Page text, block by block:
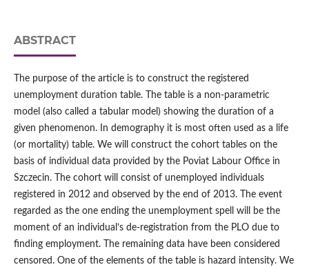
ABSTRACT
The purpose of the article is to construct the registered
unemployment duration table. The table is a non-parametric
model (also called a tabular model) showing the duration of a
given phenomenon. In demography it is most often used as a life
(or mortality) table. We will construct the cohort tables on the
basis of individual data provided by the Poviat Labour Office in
Szczecin. The cohort will consist of unemployed individuals
registered in 2012 and observed by the end of 2013. The event
regarded as the one ending the unemployment spell will be the
moment of an individual’s de-registration from the PLO due to
finding employment. The remaining data have been considered
censored. One of the elements of the table is hazard intensity. We